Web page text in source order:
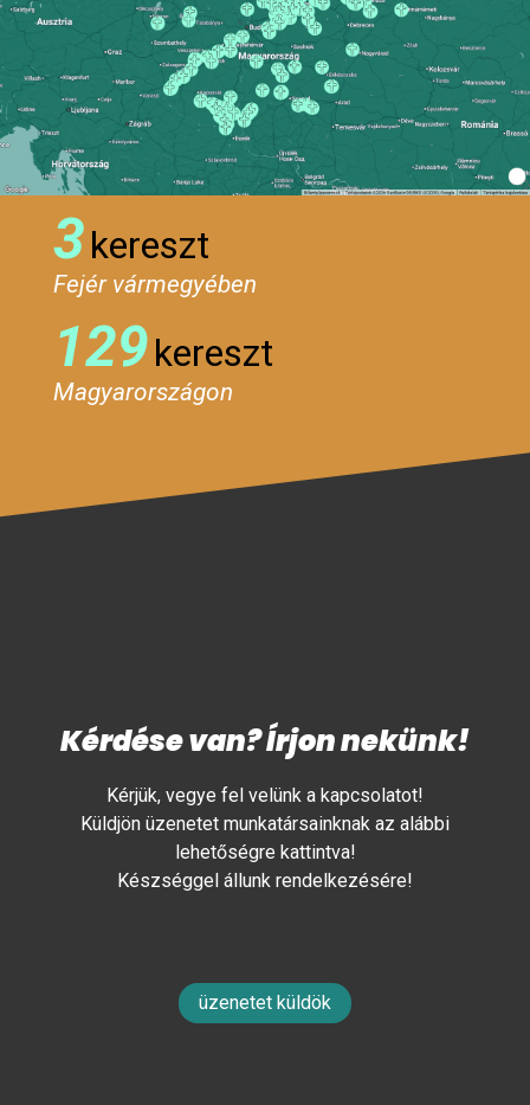
3kereszt
Fejér vármegyében
129kereszt
Magyarországon
Kérdése van? Írjon nekünk!
Kérjük, vegye fel velünk a kapcsolatot!
Küldjön üzenetet munkatársainknak az alábbi
lehetőségre kattintva!
Készséggel állunk rendelkezésére!
üzenetet küldök